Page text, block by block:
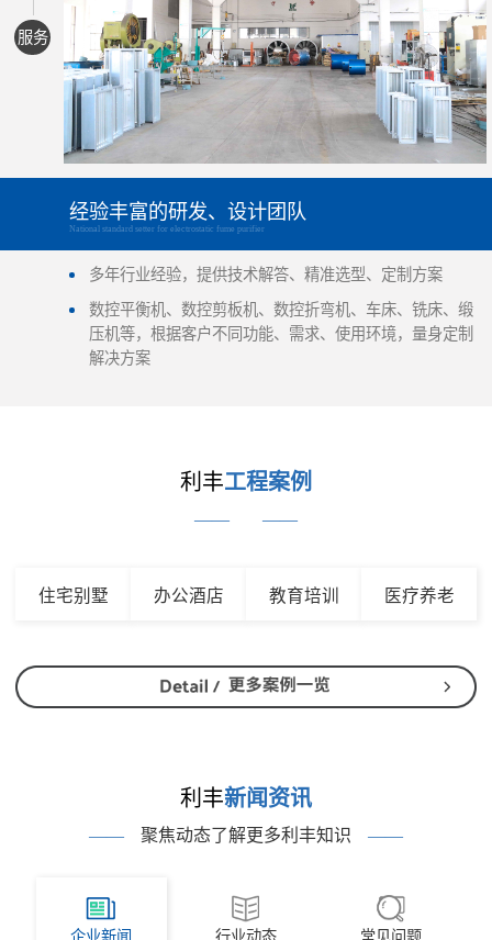
服务
经验丰富的研发、设计团队
National standard setter for electrostatic fume purifier
多年行业经验，提供技术解答、精准选型、定制方案
数控平衡机、数控剪板机、数控折弯机、车床、铣床、缎
压机等，根据客户不同功能、需求、使用环境，量身定制
解决方案
利丰工程案例
—— ——
住宅别墅 办公酒店 教育培训 医疗养老
利丰新闻资讯
—— 聚焦动态了解更多利丰知识 ——